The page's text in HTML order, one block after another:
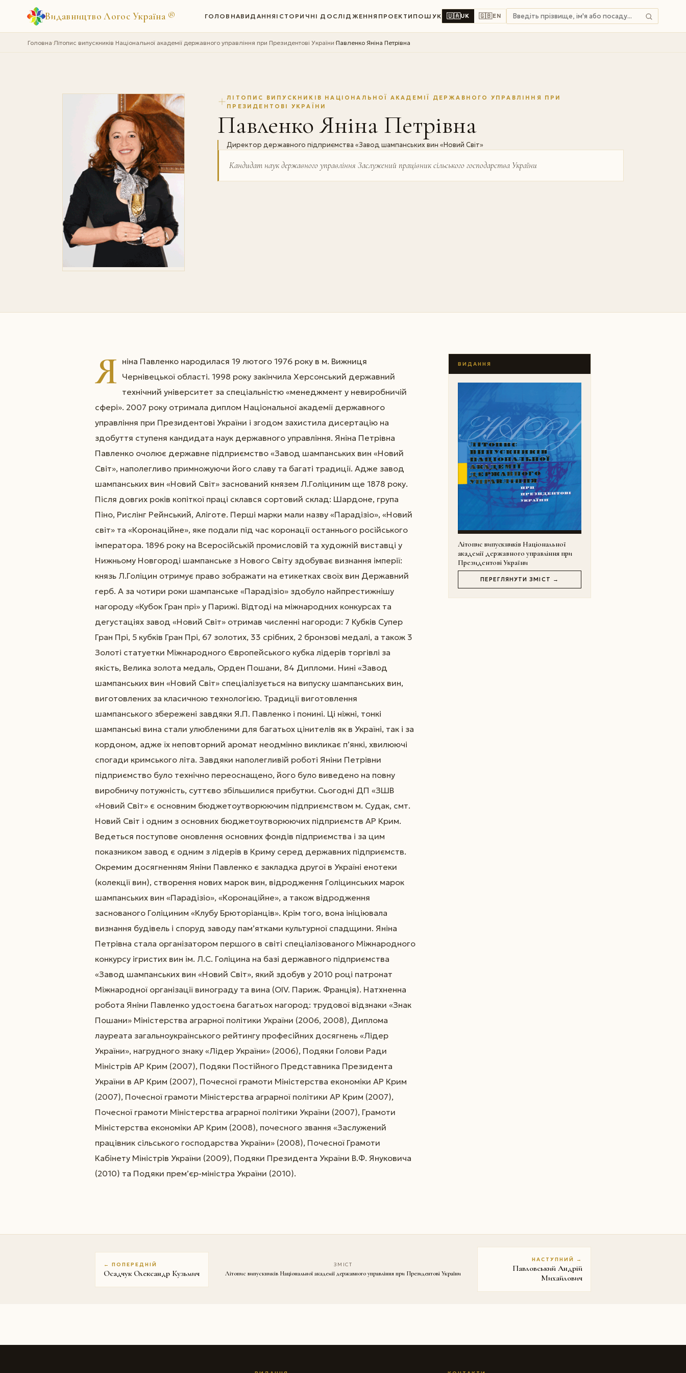
Видавництво Логос Україна ® ГОЛОВНАВИДАННЯ ІСТОРИЧНІ ДОСЛІДЖЕННЯ ПРОЕКТИ ПОШУК 🇺🇦UK 🇬🇧EN
Головна›Літопис випускників Національної академії державного управління при Президентові України›Павленко Яніна Петрівна
ЛІТОПИС ВИПУСКНИКІВ НАЦІОНАЛЬНОЇ АКАДЕМІЇ ДЕРЖАВНОГО УПРАВЛІННЯ ПРИ
ПРЕЗИДЕНТОВІ УКРАЇНИ
Павленко Яніна Петрівна
Директор державного підприємства «Завод шампанських вин «Новий Світ»
Кандидат наук державного управління Заслужений працівник сільського господарства України
Я ніна Павленко народилася 19 лютого 1976 року в м. Вижниця
Чернівецької області. 1998 року закінчила Херсонський державний
технічний університет за спеціальністю «менеджмент у невиробничій
сфері». 2007 року отримала диплом Національної академії державного
управління при Президентові України і згодом захистила дисертацію на
здобуття ступеня кандидата наук державного управління. Яніна Петрівна
Павленко очолює державне підприємство «Завод шампанських вин «Новий
Світ», наполегливо примножуючи його славу та багаті традиції. Адже завод
шампанських вин «Новий Світ» заснований князем Л.Голіциним ще 1878 року.
Після довгих років копіткої праці склався сортовий склад: Шардоне, група
Піно, Рислінг Рейнський, Аліготе. Перші марки мали назву «Парадізіо», «Новий
світ» та «Коронаційне», яке подали під час коронації останнього російського
імператора. 1896 року на Всеросійській промисловій та художній виставці у
Нижньому Новгороді шампанське з Нового Світу здобуває визнання імперії:
князь Л.Голіцин отримує право зображати на етикетках своїх вин Державний
герб. А за чотири роки шампанське «Парадізіо» здобуло найпрестижнішу
нагороду «Кубок Гран прі» у Парижі. Відтоді на міжнародних конкурсах та
дегустаціях завод «Новий Світ» отримав численні нагороди: 7 Кубків Супер
Гран Прі, 5 кубків Гран Прі, 67 золотих, 33 срібних, 2 бронзові медалі, а також 3
Золоті статуетки Міжнародного Європейського кубка лідерів торгівлі за
якість, Велика золота медаль, Орден Пошани, 84 Дипломи. Нині «Завод
шампанських вин «Новий Світ» спеціалізується на випуску шампанських вин,
виготовлених за класичною технологією. Традиції виготовлення
шампанського збережені завдяки Я.П. Павленко і понині. Ці ніжні, тонкі
шампанські вина стали улюбленими для багатьох цінителів як в Україні, так і за
кордоном, адже їх неповторний аромат неодмінно викликає п’янкі, хвилюючі
спогади кримського літа. Завдяки наполегливій роботі Яніни Петрівни
підприємство було технічно переоснащено, його було виведено на повну
виробничу потужність, суттєво збільшилися прибутки. Сьогодні ДП «ЗШВ
«Новий Світ» є основним бюджетоутворюючим підприємством м. Судак, смт.
Новий Світ і одним з основних бюджетоутворюючих підприємств АР Крим.
Ведеться поступове оновлення основних фондів підприємства і за цим
показником завод є одним з лідерів в Криму серед державних підприємств.
Окремим досягненням Яніни Павленко є закладка другої в Україні енотеки
(колекції вин), створення нових марок вин, відродження Голіцинських марок
шампанських вин «Парадізіо», «Коронаційне», а також відродження
заснованого Голіциним «Клубу Брюторіанців». Крім того, вона ініціювала
визнання будівель і споруд заводу пам’ятками культурної спадщини. Яніна
Петрівна стала організатором першого в світі спеціалізованого Міжнародного
конкурсу ігристих вин ім. Л.С. Голіцина на базі державного підприємства
«Завод шампанських вин «Новий Світ», який здобув у 2010 році патронат
Міжнародної організації винограду та вина (ОІV. Париж. Франція). Натхненна
робота Яніни Павленко удостоєна багатьох нагород: трудової відзнаки «Знак
Пошани» Міністерства аграрної політики України (2006, 2008), Диплома
лауреата загальноукраїнського рейтингу професійних досягнень «Лідер
України», нагрудного знаку «Лідер України» (2006), Подяки Голови Ради
Міністрів АР Крим (2007), Подяки Постійного Представника Президента
України в АР Крим (2007), Почесної грамоти Міністерства економіки АР Крим
(2007), Почесної грамоти Міністерства аграрної політики АР Крим (2007),
Почесної грамоти Міністерства аграрної політики України (2007), Грамоти
Міністерства економіки АР Крим (2008), почесного звання «Заслужений
працівник сільського господарства України» (2008), Почесної Грамоти
Кабінету Міністрів України (2009), Подяки Президента України В.Ф. Януковича
(2010) та Подяки прем’єр-міністра України (2010).
ВИДАННЯ
Літопис випускників Національної
академії державного управління при
Президентові України
ПЕРЕГЛЯНУТИ ЗМІСТ →
← ПОПЕРЕДНІЙ
Осадчук Олександр Кузьмич
ЗМІСТ
Літопис випускників Національної академії державного управління при Президентові України
НАСТУПНИЙ →
Павловський Андрій
Михайлович